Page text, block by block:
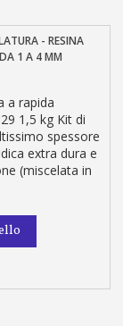
- RESINA
1 A 4 MM
a rapida
1,5 kg Kit di
spessore
extra dura e
(miscelata in